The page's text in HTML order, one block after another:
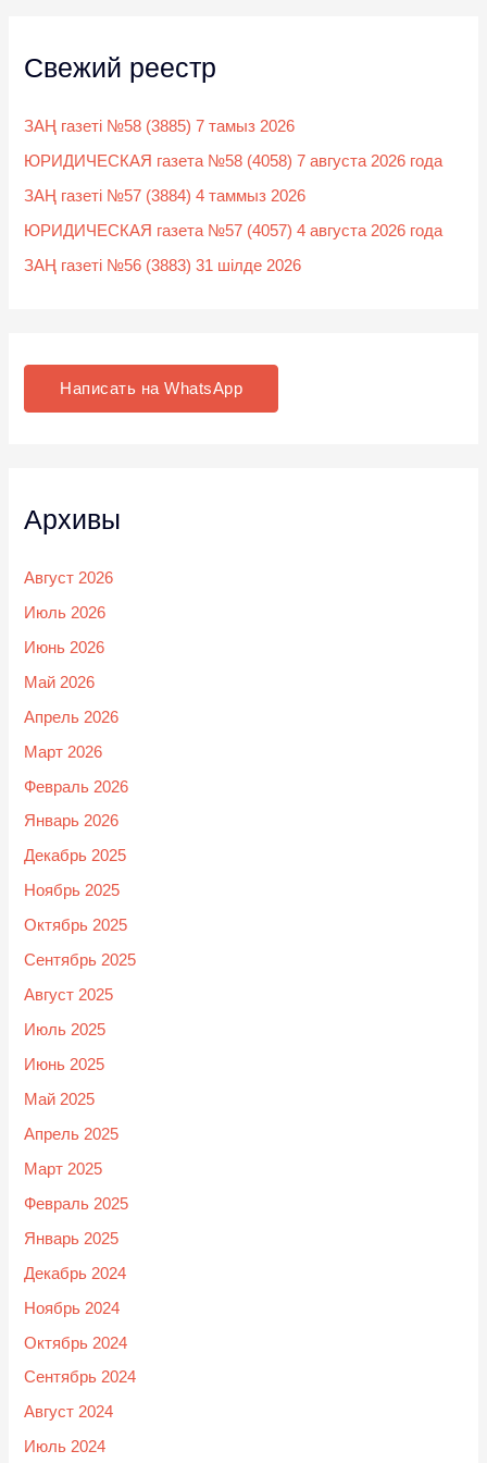
Свежий реестр
ЗАҢ газеті №58 (3885) 7 тамыз 2026
ЮРИДИЧЕСКАЯ газета №58 (4058) 7 августа 2026 года
ЗАҢ газеті №57 (3884) 4 таммыз 2026
ЮРИДИЧЕСКАЯ газета №57 (4057) 4 августа 2026 года
ЗАҢ газеті №56 (3883) 31 шілде 2026
Написать на WhatsApp
Архивы
Август 2026
Июль 2026
Июнь 2026
Май 2026
Апрель 2026
Март 2026
Февраль 2026
Январь 2026
Декабрь 2025
Ноябрь 2025
Октябрь 2025
Сентябрь 2025
Август 2025
Июль 2025
Июнь 2025
Май 2025
Апрель 2025
Март 2025
Февраль 2025
Январь 2025
Декабрь 2024
Ноябрь 2024
Октябрь 2024
Сентябрь 2024
Август 2024
Июль 2024